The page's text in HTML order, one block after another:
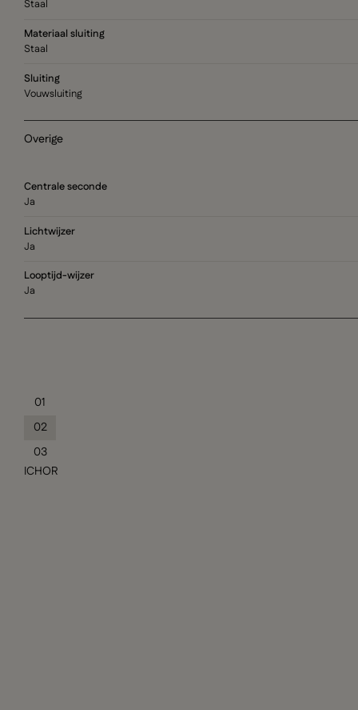
Staal
Materiaal sluiting
Staal
Sluiting
Vouwsluiting
Overige
Centrale seconde
Ja
Lichtwijzer
Ja
Looptijd-wijzer
Ja
01
02
03
ICHOR